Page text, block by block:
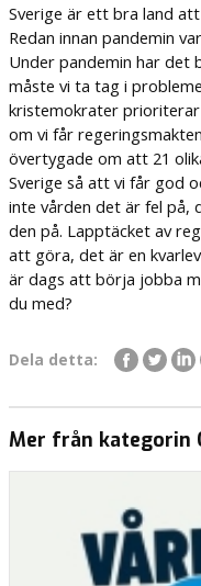
Sverige är ett bra land
Redan innan pandemin
Under pandemin har det
måste vi ta tag i
kristemokrater
om vi får
övertygade om att 21
Sverige så att vi får god
inte vården det är fel på,
den på. Lapptäcket av
att göra, det är en
är dags att börja jobba
du med?
Dela detta:
Mer från kategorin